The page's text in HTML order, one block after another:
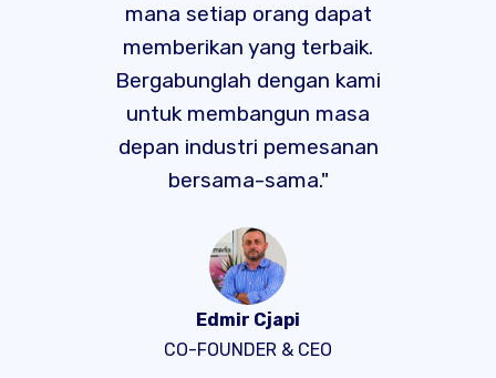
mana setiap orang dapat
memberikan yang terbaik.
Bergabunglah dengan kami
untuk membangun masa
depan industri pemesanan
bersama-sama."
Edmir Cjapi
CO-FOUNDER & CEO